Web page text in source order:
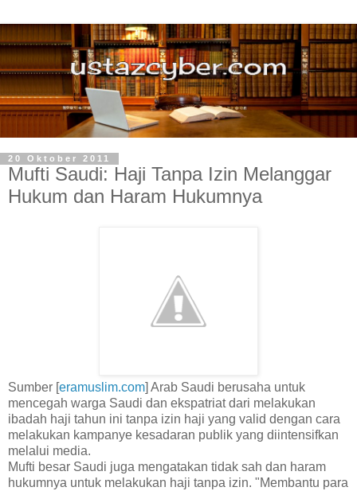
20 Oktober 2011
Mufti Saudi: Haji Tanpa Izin Melanggar
Hukum dan Haram Hukumnya
Sumber [eramuslim.com] Arab Saudi berusaha untuk
mencegah warga Saudi dan ekspatriat dari melakukan
ibadah haji tahun ini tanpa izin haji yang valid dengan cara
melakukan kampanye kesadaran publik yang diintensifkan
melalui media.
Mufti besar Saudi juga mengatakan tidak sah dan haram
hukumnya untuk melakukan haji tanpa izin. "Membantu para